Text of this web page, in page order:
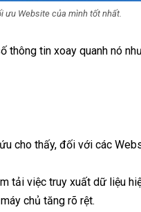
ưu Website của mình tốt nhất.
thông tin xoay quanh nó
cho thấy, đối với các
tải việc truy xuất dữ liệu
chủ tăng rõ rệt.